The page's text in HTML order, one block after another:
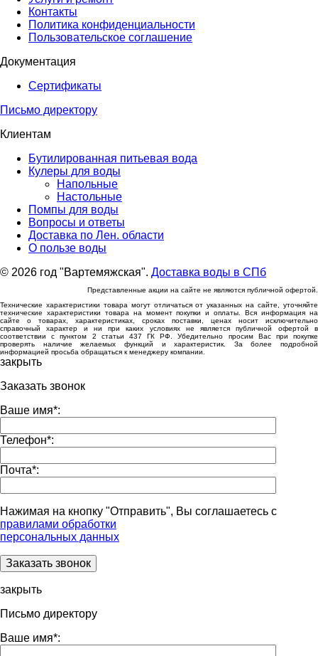
Контакты
Политика конфиденциальности
Пользовательское соглашение
Документация
Сертификаты
Письмо директору
Клиентам
Бутилированная питьевая вода
Кулеры для воды
Напольные
Настольные
Помпы для воды
Вопросы и ответы
Доставка по Лен. области
О пользе воды
© 2026 год "Вартемяжская". Доставка воды в СПб
Представленные акции на сайте не являются публичной офертой.
Технические характеристики товара могут отличаться от указанных на сайте, уточняйте
технические характеристики товара на момент покупки и оплаты. Вся информация на
сайте о товарах, характеристиках, сроках поставки, ценах носит исключительно
справочный характер и ни при каких условиях не является публичной офертой в
соответствии с пунктом 2 статьи 437 ГК РФ. Убедительно просим Вас при покупке
проверять наличие желаемых функций и характеристик. За более подробной
информацией просьба обращаться к менеджеру компании.
закрыть
Заказать звонок
Ваше имя*:
Телефон*:
Почта*:
Нажимая на кнопку "Отправить", Вы соглашаетесь с
правилами обработки
персональных данных
закрыть
Письмо директору
Ваше имя*: